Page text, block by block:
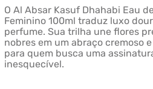
O Al Absar Kasuf Dhahabi Eau
Feminino 100ml traduz luxo
perfume. Sua trilha une flores
nobres em um abraço cremoso
para quem busca uma
inesquecível.